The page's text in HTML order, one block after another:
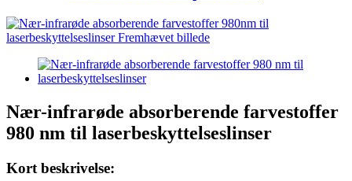
Nær-infrarøde absorberende farvestoffer
980 nm til laserbeskyttelseslinser
Kort beskrivelse: